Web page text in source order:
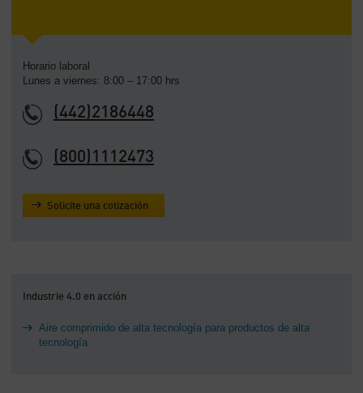
Horario laboral
Lunes a viernes: 8:00 – 17:00 hrs
(442)2186448
(800)1112473
Solicite una cotización
Industrie 4.0 en acción
Aire comprimido de alta tecnología para productos de alta
tecnología